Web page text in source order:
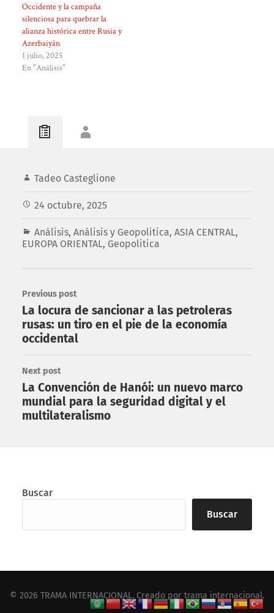
Occidente y la campaña
silenciosa para quebrar la
alianza histórica entre Rusia y
Azerbaiyán
1 julio, 2025
En "Análisis"
Tadeo Casteglione
24 octubre, 2025
Análisis, Análisis y Geopolitica, ASIA CENTRAL,
EUROPA ORIENTAL, Geopolitica
Previous post
La locura de sancionar a las petroleras
rusas: un tiro en el pie de la economía
occidental
Next post
La Convención de Hanói: un nuevo marco
mundial para la seguridad digital y el
multilateralismo
Buscar
Buscar
© 2026 TRAMA INTERNACIONAL. Creado por trama internacional.